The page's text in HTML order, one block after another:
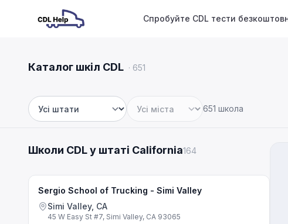
Спробуйте CDL тести
Каталог шкіл CDL · 651
Штат Місто
651 школа
Школи CDL у штаті California164
Sergio School of Trucking - Simi Valley
Simi Valley, CA
45 W Easy St #7, Simi Valley, CA 93065